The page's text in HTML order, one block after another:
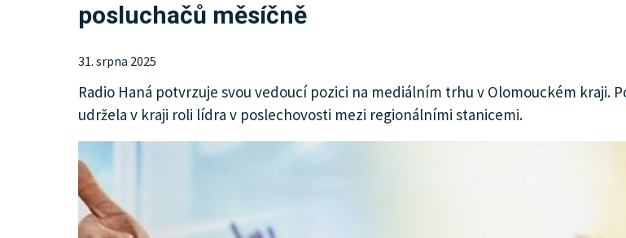
KULTURA
INZERCE
posluchačů měsíčně
31. srpna 2025
Radio Haná potvrzuje svou vedoucí pozici na mediálním trhu v Olomouckém kraji.
udržela v kraji roli lídra v poslechovosti mezi regionálními stanicemi.